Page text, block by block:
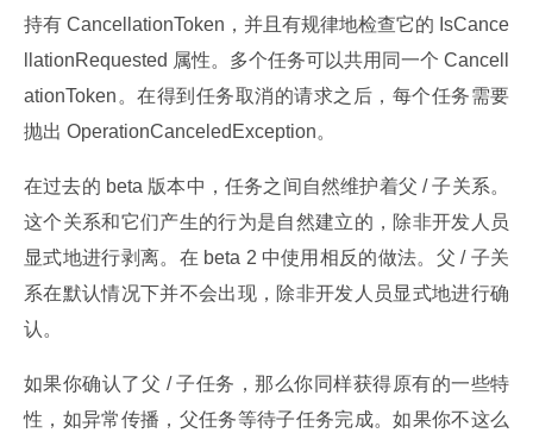
持有 CancellationToken，并且有规律地检查它的 IsCance
llationRequested 属性。多个任务可以共用同一个 Cancell
ationToken。在得到任务取消的请求之后，每个任务需要
抛出 OperationCanceledException。
在过去的 beta 版本中，任务之间自然维护着父 / 子关系。
这个关系和它们产生的行为是自然建立的，除非开发人员
显式地进行剥离。在 beta 2 中使用相反的做法。父 / 子关
系在默认情况下并不会出现，除非开发人员显式地进行确
认。
如果你确认了父 / 子任务，那么你同样获得原有的一些特
性，如异常传播，父任务等待子任务完成。如果你不这么